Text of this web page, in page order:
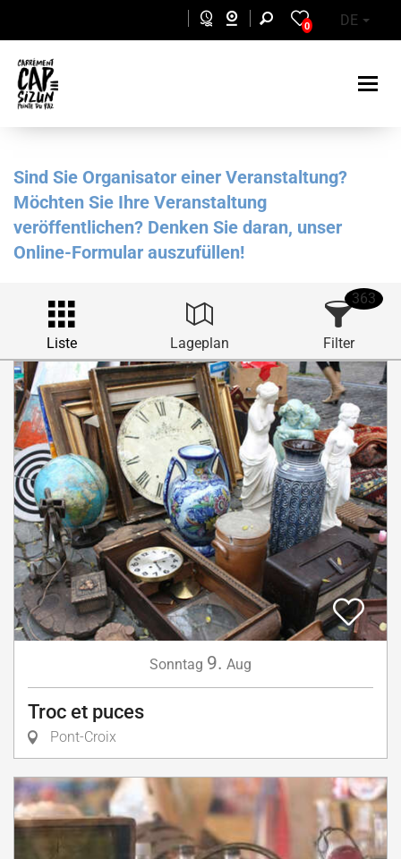
0 DE
Sind Sie Organisator einer Veranstaltung?
Möchten Sie Ihre Veranstaltung
veröffentlichen? Denken Sie daran, unser
Online-Formular auszufüllen!
Liste Lageplan Filter
363
Sonntag 9. Aug
Troc et puces
Pont-Croix